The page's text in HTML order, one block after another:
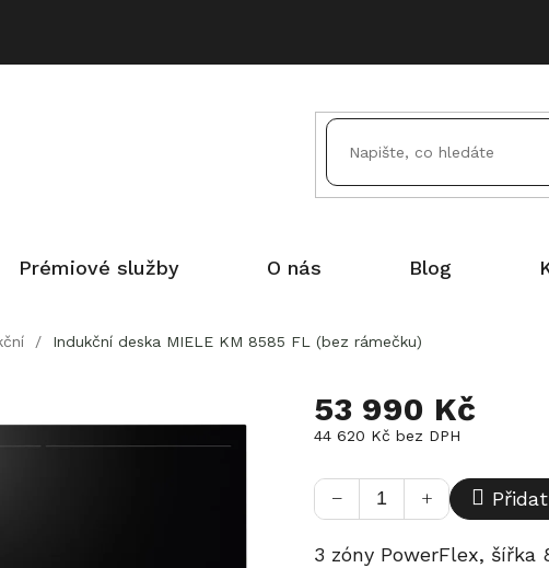
Prémiové služby O nás Blog
/ Indukční deska MIELE KM 8585 FL (bez rámečku)
53 990 Kč
44 620 Kč bez DPH
cena:
+
−
3 zóny PowerFlex, šířka